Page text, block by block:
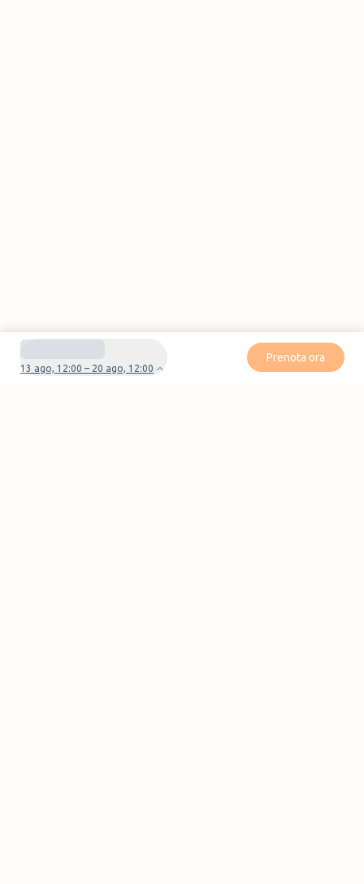
13 ago, 12:00 – 20 ago, 12:00
Prenota ora